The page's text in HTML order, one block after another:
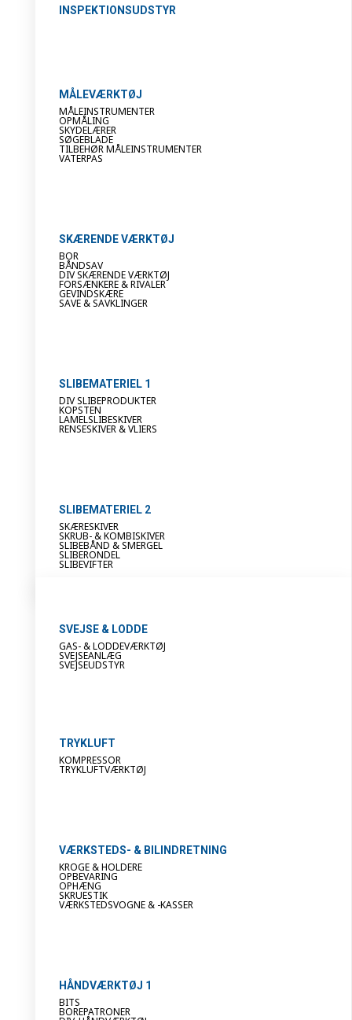
INSPEKTIONSUDSTYR
MÅLEVÆRKTØJ
MÅLEINSTRUMENTER
OPMÅLING
SKYDELÆRER
SØGEBLADE
TILBEHØR MÅLEINSTRUMENTER
VATERPAS
SKÆRENDE VÆRKTØJ
BOR
BÅNDSAV
DIV SKÆRENDE VÆRKTØJ
FORSÆNKERE & RIVALER
GEVINDSKÆRE
SAVE & SAVKLINGER
SLIBEMATERIEL 1
DIV SLIBEPRODUKTER
KOPSTEN
LAMELSLIBESKIVER
RENSESKIVER & VLIERS
SLIBEMATERIEL 2
SKÆRESKIVER
SKRUB- & KOMBISKIVER
SLIBEBÅND & SMERGEL
SLIBERONDEL
SLIBEVIFTER
SVEJSE & LODDE
GAS- & LODDEVÆRKTØJ
SVEJSEANLÆG
SVEJSEUDSTYR
TRYKLUFT
KOMPRESSOR
TRYKLUFTVÆRKTØJ
VÆRKSTEDS- & BILINDRETNING
KROGE & HOLDERE
OPBEVARING
OPHÆNG
SKRUESTIK
VÆRKSTEDSVOGNE & -KASSER
HÅNDVÆRKTØJ 1
BITS
BOREPATRONER